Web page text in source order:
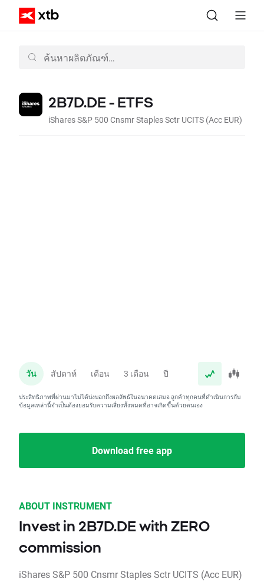
2B7D.DE - ETFS
iShares S&P 500 Cnsmr Staples Sctr UCITS (Acc EUR)
วัน สัปดาห์ เดือน 3 เดือน ปี
ประสิทธิภาพที่ผ่านมาไม่ได้บ่งบอกถึงผลลัพธ์ในอนาคตเสมอ ลูกค้าทุกคนที่ดำเนินการกับ
ข้อมูลเหล่านี้จำเป็นต้องยอมรับความเสี่ยงทั้งหมดที่อาจเกิดขึ้นด้วยตนเอง
Download free app
ABOUT INSTRUMENT
Invest in 2B7D.DE with ZERO
commission
iShares S&P 500 Cnsmr Staples Sctr UCITS (Acc EUR)